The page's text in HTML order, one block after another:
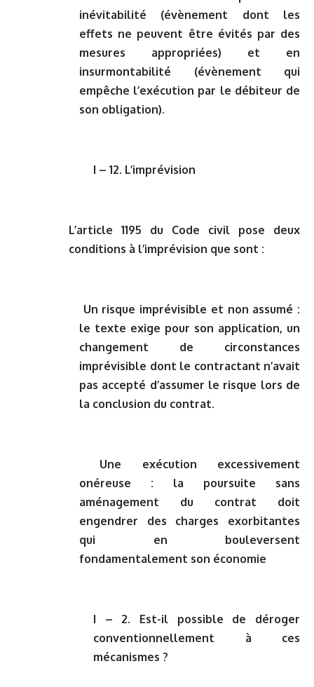
inévitabilité (évènement dont les
effets ne peuvent être évités par des
mesures appropriées) et en
insurmontabilité (évènement qui
empêche l’exécution par le débiteur de
son obligation).
I – 12. L’imprévision
L’article 1195 du Code civil pose deux
conditions à l’imprévision que sont :
Un risque imprévisible et non assumé :
le texte exige pour son application, un
changement de circonstances
imprévisible dont le contractant n’avait
pas accepté d’assumer le risque lors de
la conclusion du contrat.
Une exécution excessivement
onéreuse : la poursuite sans
aménagement du contrat doit
engendrer des charges exorbitantes
qui en bouleversent
fondamentalement son économie
I – 2. Est-il possible de déroger
conventionnellement à ces
mécanismes ?